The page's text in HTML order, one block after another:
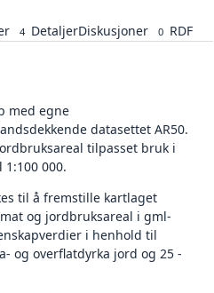
4 DetaljerDiskusjoner 0 RDF
med egne
datasettet AR50.
tilpasset bruk i
000.
til å fremstille kartlaget
og jordbruksareal i gml-
i henhold til
og overflatdyrka jord og 25 -